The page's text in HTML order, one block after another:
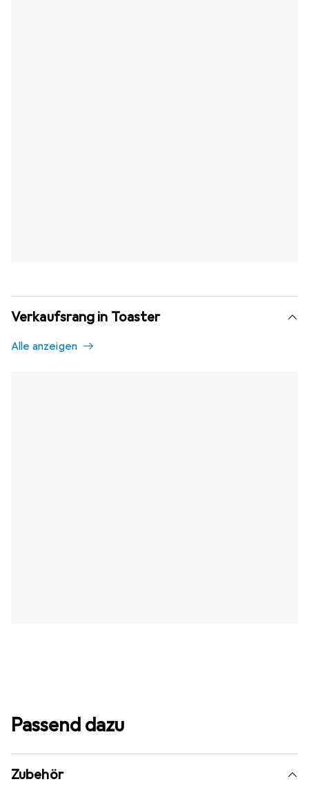
Verkaufsrang in Toaster
Alle anzeigen
Passend dazu
Zubehör